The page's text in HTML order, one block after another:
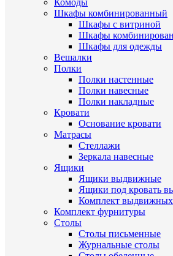
Шкафы комбинированный
Шкафы с витриной
Шкафы
Шкафы для одежды
Вешалки
Полки
Полки настенные
Полки навесные
Полки накладные
Кровати
Основание кровати
Матрасы
Стеллажи
Зеркала навесные
Ящики
Ящики выдвижные
Ящики под кровать
Комплект
Комплект фурнитуры
Столы
Столы письменные
Журнальные cтолы